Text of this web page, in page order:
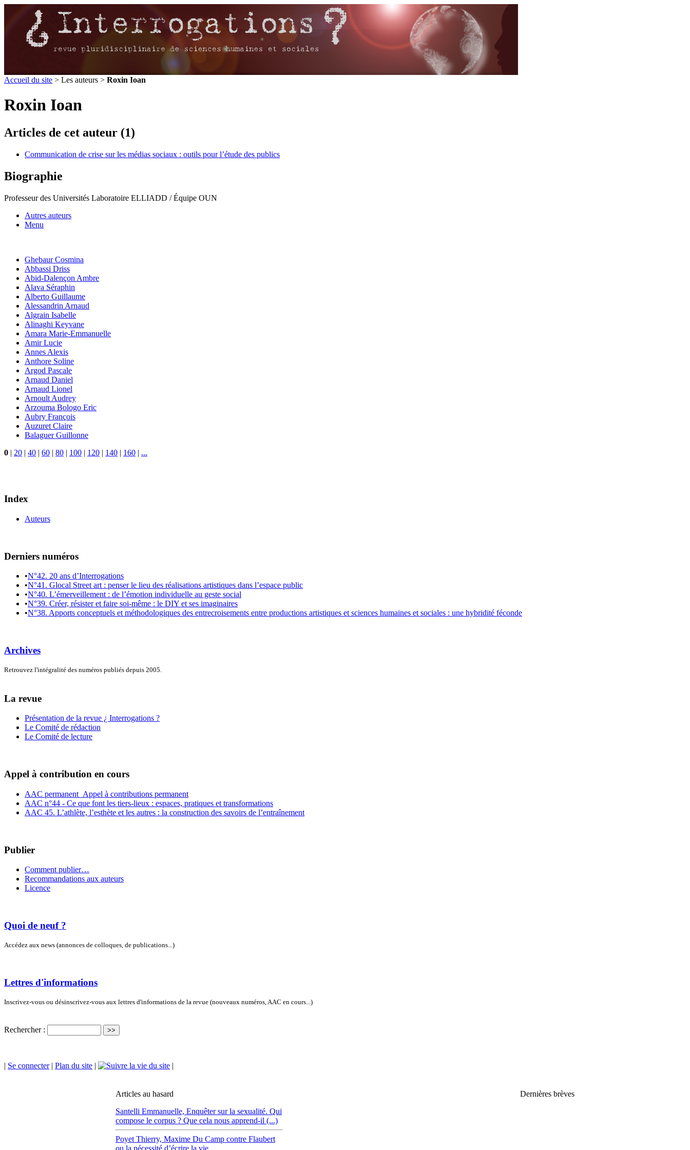
Accueil du site > Les auteurs > Roxin Ioan
Roxin Ioan
Articles de cet auteur (1)
Communication de crise sur les médias sociaux : outils pour l’étude des publics
Biographie
Professeur des Universités Laboratoire ELLIADD / Équipe OUN
Autres auteurs
Menu
Ghebaur Cosmina
Abbassi Driss
Abid-Dalençon Ambre
Alava Séraphin
Alberto Guillaume
Alessandrin Arnaud
Algrain Isabelle
Alinaghi Keyvane
Amara Marie-Emmanuelle
Amir Lucie
Annes Alexis
Anthore Soline
Argod Pascale
Arnaud Daniel
Arnaud Lionel
Arnoult Audrey
Arzouma Bologo Eric
Aubry François
Auzuret Claire
Balaguer Guillonne
0 | 20 | 40 | 60 | 80 | 100 | 120 | 140 | 160 | ...
Index
Auteurs
Derniers numéros
•N°42. 20 ans d’Interrogations
•N°41. Glocal Street art : penser le lieu des réalisations artistiques dans l’espace public
•N°40. L’émerveillement : de l’émotion individuelle au geste social
•N°39. Créer, résister et faire soi-même : le DIY et ses imaginaires
•N°38. Apports conceptuels et méthodologiques des entrecroisements entre productions artistiques et sciences humaines et sociales : une hybridité féconde
Archives
Retrouvez l'intégralité des numéros publiés depuis 2005.
La revue
Présentation de la revue ¿ Interrogations ?
Le Comité de rédaction
Le Comité de lecture
Appel à contribution en cours
AAC permanent_Appel à contributions permanent
AAC n°44 - Ce que font les tiers-lieux : espaces, pratiques et transformations
AAC 45. L’athlète, l’esthète et les autres : la construction des savoirs de l’entraînement
Publier
Comment publier…
Recommandations aux auteurs
Licence
Quoi de neuf ?
Accédez aux news (annonces de colloques, de publications...)
Lettres d'informations
Inscrivez-vous ou désinscrivez-vous aux lettres d'informations de la revue (nouveaux numéros, AAC en cours...)
Rechercher :
| Se connecter| Plan du site | |
Articles au hasard
Santelli Emmanuelle, Enquêter sur la sexualité. Qui
compose le corpus ? Que cela nous apprend-il (...)
Poyet Thierry, Maxime Du Camp contre Flaubert
ou la nécessité d’écrire la vie
Dernières brèves